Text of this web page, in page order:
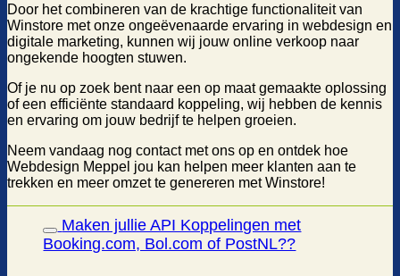
Door het combineren van de krachtige functionaliteit van
Winstore met onze ongeëvenaarde ervaring in webdesign en
digitale marketing, kunnen wij jouw online verkoop naar
ongekende hoogten stuwen.
Of je nu op zoek bent naar een op maat gemaakte oplossing
of een efficiënte standaard koppeling, wij hebben de kennis
en ervaring om jouw bedrijf te helpen groeien.
Neem vandaag nog contact met ons op en ontdek hoe
Webdesign Meppel jou kan helpen meer klanten aan te
trekken en meer omzet te genereren met Winstore!
Maken jullie API Koppelingen met
Booking.com, Bol.com of PostNL??